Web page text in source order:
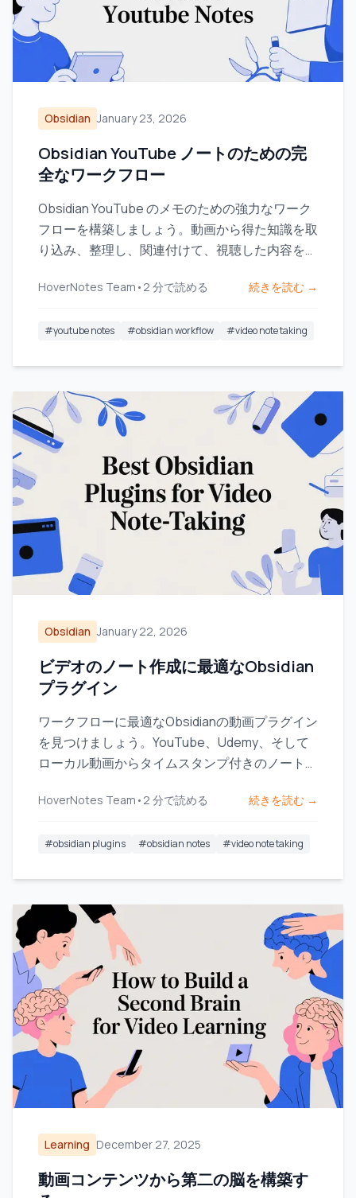
Obsidian January 23, 2026
Obsidian YouTube ノートのための完
全なワークフロー
Obsidian YouTube のメモのための強力なワーク
フローを構築しましょう。動画から得た知識を取
り込み、整理し、関連付けて、視聴した内容を実
HoverNotes Team • 2 分で読める 続きを読む →
#youtube notes #obsidian workflow #video note taking
Obsidian January 22, 2026
ビデオのノート作成に最適なObsidian
プラグイン
ワークフローに最適なObsidianの動画プラグイン
を見つけましょう。YouTube、Udemy、そして
ローカル動画からタイムスタンプ付きのノートを
HoverNotes Team • 2 分で読める 続きを読む →
#obsidian plugins #obsidian notes #video note taking
Learning December 27, 2025
動画コンテンツから第二の脳を構築す